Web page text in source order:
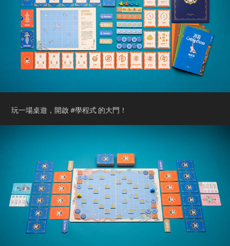
玩一場桌遊，開啟 #學程式 的大門！